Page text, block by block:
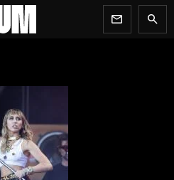
newsletter search